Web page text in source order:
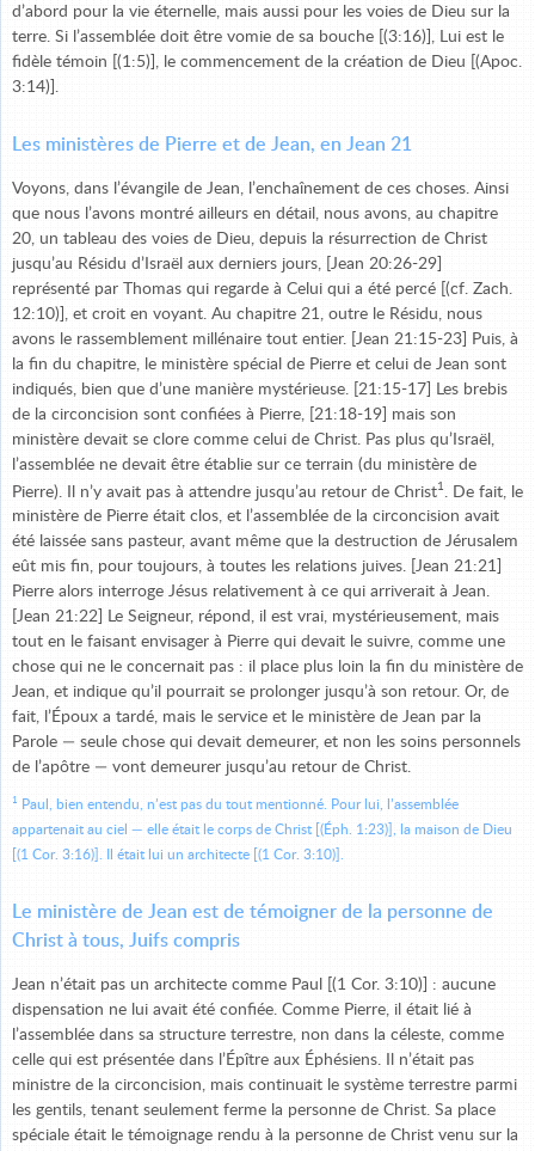
d’abord pour la vie éternelle, mais aussi pour les voies de Dieu sur la
terre. Si l’assemblée doit être vomie de sa bouche [(3:16)], Lui est le
fidèle témoin [(1:5)], le commencement de la création de Dieu [(Apoc.
3:14)].
Les ministères de Pierre et de Jean, en Jean 21
Voyons, dans l’évangile de Jean, l’enchaînement de ces choses. Ainsi
que nous l’avons montré ailleurs en détail, nous avons, au chapitre
20, un tableau des voies de Dieu, depuis la résurrection de Christ
jusqu’au Résidu d’Israël aux derniers jours, [Jean 20:26-29]
représenté par Thomas qui regarde à Celui qui a été percé [(cf. Zach.
12:10)], et croit en voyant. Au chapitre 21, outre le Résidu, nous
avons le rassemblement millénaire tout entier. [Jean 21:15-23] Puis, à
la fin du chapitre, le ministère spécial de Pierre et celui de Jean sont
indiqués, bien que d’une manière mystérieuse. [21:15-17] Les brebis
de la circoncision sont confiées à Pierre, [21:18-19] mais son
ministère devait se clore comme celui de Christ. Pas plus qu’Israël,
l’assemblée ne devait être établie sur ce terrain (du ministère de
Pierre). Il n’y avait pas à attendre jusqu’au retour de Christ1
. De fait, le
ministère de Pierre était clos, et l’assemblée de la circoncision avait
été laissée sans pasteur, avant même que la destruction de Jérusalem
eût mis fin, pour toujours, à toutes les relations juives. [Jean 21:21]
Pierre alors interroge Jésus relativement à ce qui arriverait à Jean.
[Jean 21:22] Le Seigneur, répond, il est vrai, mystérieusement, mais
tout en le faisant envisager à Pierre qui devait le suivre, comme une
chose qui ne le concernait pas : il place plus loin la fin du ministère de
Jean, et indique qu’il pourrait se prolonger jusqu’à son retour. Or, de
fait, l’Époux a tardé, mais le service et le ministère de Jean par la
Parole — seule chose qui devait demeurer, et non les soins personnels
de l’apôtre — vont demeurer jusqu’au retour de Christ.
1
Paul, bien entendu, n’est pas du tout mentionné. Pour lui, l’assemblée
appartenait au ciel — elle était le corps de Christ [(Éph. 1:23)], la maison de Dieu
[(1 Cor. 3:16)]. Il était lui un architecte [(1 Cor. 3:10)].
Le ministère de Jean est de témoigner de la personne de
Christ à tous, Juifs compris
Jean n’était pas un architecte comme Paul [(1 Cor. 3:10)] : aucune
dispensation ne lui avait été confiée. Comme Pierre, il était lié à
l’assemblée dans sa structure terrestre, non dans la céleste, comme
celle qui est présentée dans l’Épître aux Éphésiens. Il n’était pas
ministre de la circoncision, mais continuait le système terrestre parmi
les gentils, tenant seulement ferme la personne de Christ. Sa place
spéciale était le témoignage rendu à la personne de Christ venu sur la